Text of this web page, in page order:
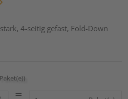
4-seitig gefast, Fold-Down